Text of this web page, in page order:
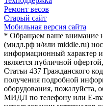
Ремонт весов
Старый сайт
Мобильная версия сайта
* Обращаем ваше внимание
(мидл.рф и/или middle.ru)
информационный характер
является публичной
Статьи 437 Гражданского
получения подробной
оборудования, пожалуйста,
МИДЛ по телефону или E-